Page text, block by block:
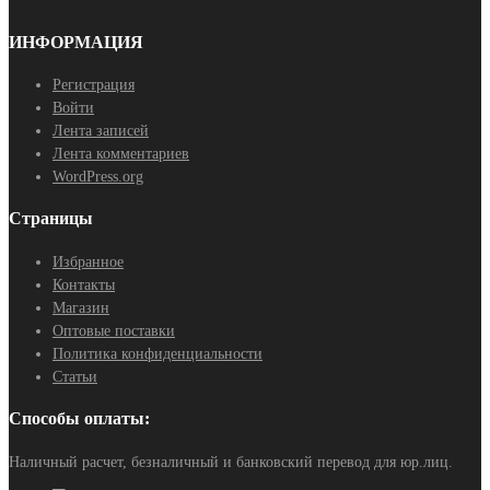
ИНФОРМАЦИЯ
Регистрация
Войти
Лента записей
Лента комментариев
WordPress.org
Страницы
Избранное
Контакты
Магазин
Оптовые поставки
Политика конфиденциальности
Статьи
Способы оплаты:
Наличный расчет, безналичный и банковский перевод для юр.лиц.